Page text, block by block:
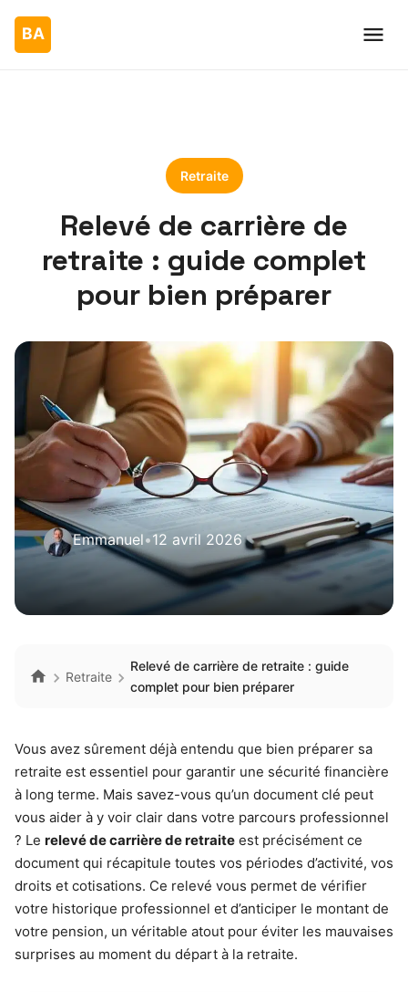
Retraite
Relevé de carrière de
retraite : guide complet
pour bien préparer
Emmanuel•12 avril 2026
Retraite
Relevé de carrière de retraite : guide
complet pour bien préparer
Vous avez sûrement déjà entendu que bien préparer sa
retraite est essentiel pour garantir une sécurité financière
à long terme. Mais savez-vous qu’un document clé peut
vous aider à y voir clair dans votre parcours professionnel
? Le relevé de carrière de retraite est précisément ce
document qui récapitule toutes vos périodes d’activité, vos
droits et cotisations. Ce relevé vous permet de vérifier
votre historique professionnel et d’anticiper le montant de
votre pension, un véritable atout pour éviter les mauvaises
surprises au moment du départ à la retraite.